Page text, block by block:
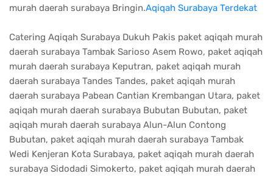
murah daerah surabaya Bringin.Aqiqah Surabaya Terdekat
Catering Aqiqah Surabaya Dukuh Pakis paket aqiqah murah
daerah surabaya Tambak Sarioso Asem Rowo, paket aqiqah
murah daerah surabaya Keputran, paket aqiqah murah
daerah surabaya Tandes Tandes, paket aqiqah murah
daerah surabaya Pabean Cantian Krembangan Utara, paket
aqiqah murah daerah surabaya Bubutan Bubutan, paket
aqiqah murah daerah surabaya Alun-Alun Contong
Bubutan, paket aqiqah murah daerah surabaya Tambak
Wedi Kenjeran Kota Surabaya, paket aqiqah murah daerah
surabaya Sidodadi Simokerto, paket aqiqah murah daerah